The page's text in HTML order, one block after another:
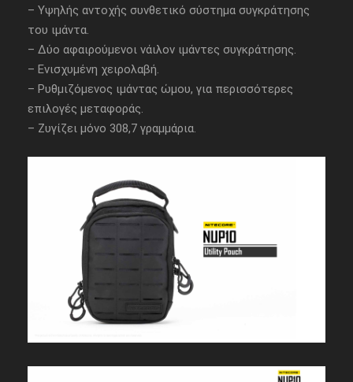
– Υψηλής αντοχής συνθετικό σύστημα συγκράτησης
του ιμάντα.
– Δύο αφαιρούμενοι νάιλον ιμάντες συγκράτησης.
– Ενισχυμένη χειρολαβή.
– Ρυθμιζόμενος ιμάντας ώμου, για περισσότερες
επιλογές μεταφοράς.
– Ζυγίζει μόνο 308,7 γραμμάρια.